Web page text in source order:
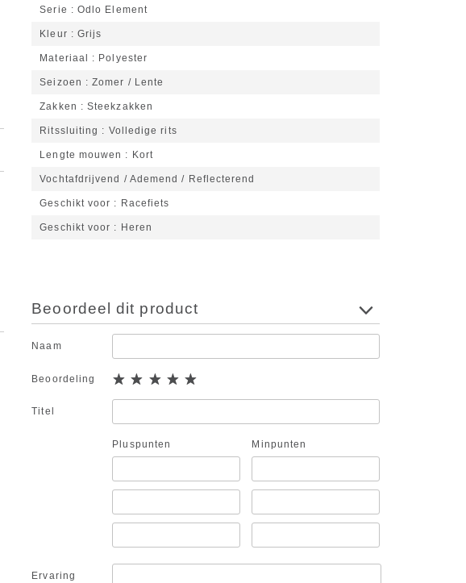
Serie Odlo Element
Kleur Grijs
Materiaal Polyester
Seizoen Zomer / Lente
Zakken Steekzakken
Ritssluiting Volledige rits
Lengte mouwen Kort
Vochtafdrijvend / Ademend / Reflecterend
Geschikt voor Racefiets
Geschikt voor Heren
Beoordeel dit product
Naam
Beoordeling
Titel
Pluspunten Minpunten
Ervaring